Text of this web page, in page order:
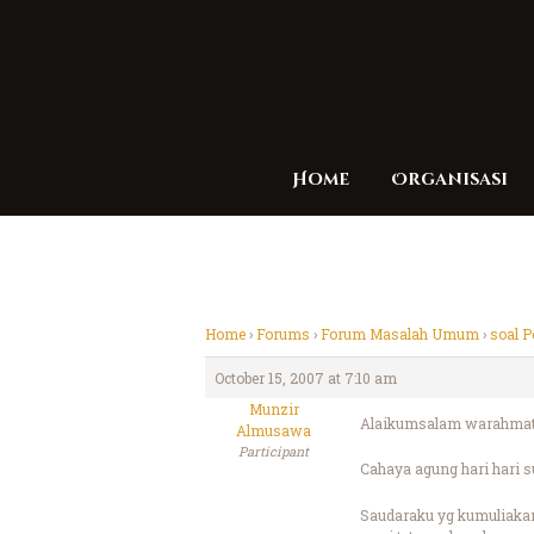
Home Organisasi
Home›Forums ›Forum Masalah Umum ›soal
October 15, 2007 at 7:10 am
Munzir
Almusawa
Participant
Alaikumsalam
Cahaya agung hari hari
Saudaraku yg